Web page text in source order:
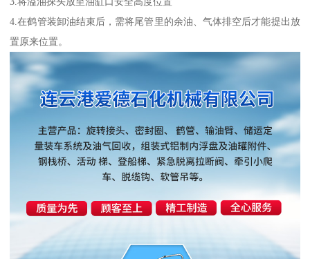
4.在鹤管装卸油结束后，需将尾管里的余油、气体排空后才能提出放
置原来位置。